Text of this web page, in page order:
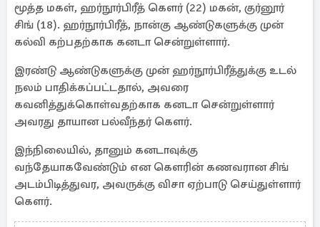
மூத்த மகள், ஹர்நூர்பிரீத் கௌர் (22) மகன், குர்னூர்
சிங் (18). ஹர்நூர்பிரீத், நான்கு ஆண்டுகளுக்கு முன்
கல்வி கற்பதற்காக கனடா சென்றுள்ளார்.
இரண்டு ஆண்டுகளுக்கு முன் ஹர்நூர்பிரீத்துக்கு உடல்
நலம் பாதிக்கப்பட்டதால், அவரை
கவனித்துக்கொள்வதற்காக கனடா சென்றுள்ளார்
அவரது தாயான பல்வீந்தர் கௌர்.
இந்நிலையில், தானும் கனடாவுக்கு
வந்தேயாகவேண்டும் என கௌரின் கணவரான சிங்
அடம்பிடித்துவர, அவருக்கு விசா ஏற்பாடு செய்துள்ளார்
கௌர்.